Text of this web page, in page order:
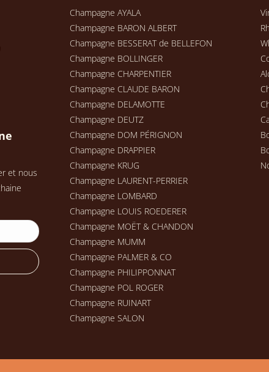
et nous
Champagne AYALA
Champagne BARON ALBERT
Champagne BESSERAT de BELLEFON
Champagne BOLLINGER
Champagne CHARPENTIER
Champagne CLAUDE BARON
Champagne DELAMOTTE
Champagne DEUTZ
Champagne DOM PÉRIGNON
Champagne DRAPPIER
Champagne KRUG
Champagne LAURENT-PERRIER
Champagne LOMBARD
Champagne LOUIS ROEDERER
Champagne MOËT & CHANDON
Champagne MUMM
Champagne PALMER & CO
Champagne PHILIPPONNAT
Champagne POL ROGER
Champagne RUINART
Champagne SALON